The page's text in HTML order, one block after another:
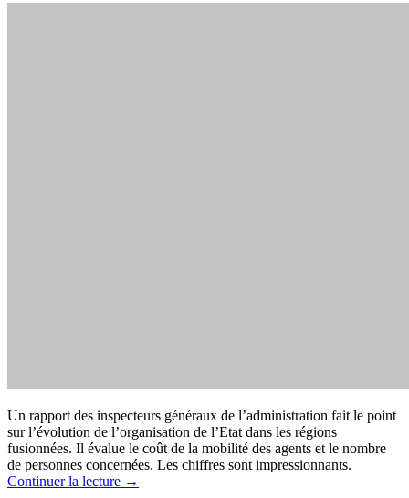
Un rapport des inspecteurs généraux de l’administration fait le point
sur l’évolution de l’organisation de l’Etat dans les régions
fusionnées. Il évalue le coût de la mobilité des agents et le nombre
de personnes concernées. Les chiffres sont impressionnants.
Continuer la lecture →